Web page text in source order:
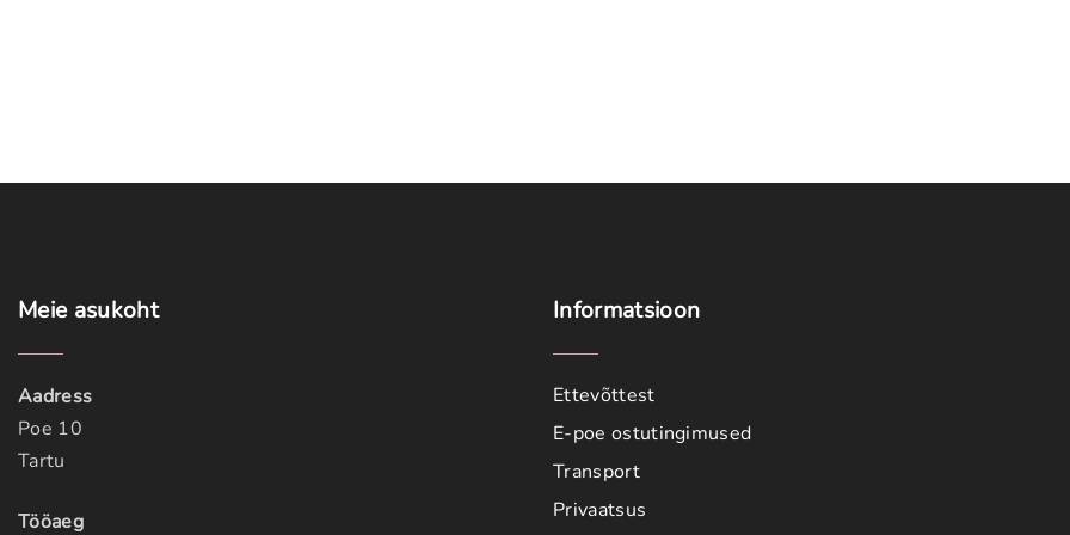
Meie asukoht
Aadress
Poe 10
Tartu
Tööaeg
Informatsioon
Ettevõttest
E-poe ostutingimused
Transport
Privaatsus